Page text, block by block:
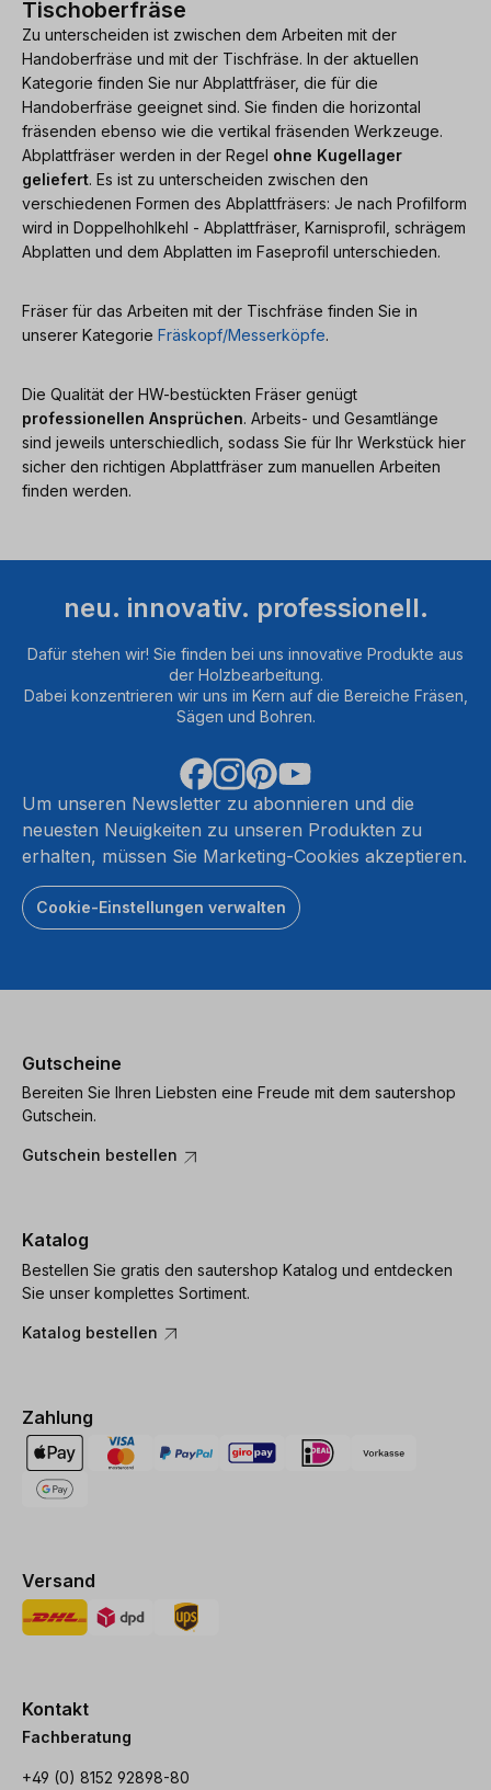
Tischoberfräse
Zu unterscheiden ist zwischen dem Arbeiten mit der
Handoberfräse und mit der Tischfräse. In der aktuellen
Kategorie finden Sie nur Abplattfräser, die für die
Handoberfräse geeignet sind. Sie finden die horizontal
fräsenden ebenso wie die vertikal fräsenden Werkzeuge.
Abplattfräser werden in der Regel ohne Kugellager
geliefert. Es ist zu unterscheiden zwischen den
verschiedenen Formen des Abplattfräsers: Je nach Profilform
wird in Doppelhohlkehl - Abplattfräser, Karnisprofil, schrägem
Abplatten und dem Abplatten im Faseprofil unterschieden.
Fräser für das Arbeiten mit der Tischfräse finden Sie in
unserer Kategorie Fräskopf/Messerköpfe.
Die Qualität der HW-bestückten Fräser genügt
professionellen Ansprüchen. Arbeits- und Gesamtlänge
sind jeweils unterschiedlich, sodass Sie für Ihr Werkstück hier
sicher den richtigen Abplattfräser zum manuellen Arbeiten
finden werden.
neu. innovativ. professionell.
Dafür stehen wir! Sie finden bei uns innovative Produkte aus
der Holzbearbeitung.
Dabei konzentrieren wir uns im Kern auf die Bereiche Fräsen,
Sägen und Bohren.
Um unseren Newsletter zu abonnieren und die
neuesten Neuigkeiten zu unseren Produkten zu
erhalten, müssen Sie Marketing-Cookies akzeptieren.
Cookie-Einstellungen verwalten
Gutscheine
Bereiten Sie Ihren Liebsten eine Freude mit dem sautershop
Gutschein.
Gutschein bestellen
Katalog
Bestellen Sie gratis den sautershop Katalog und entdecken
Sie unser komplettes Sortiment.
Katalog bestellen
Zahlung
Versand
Kontakt
Fachberatung
+49 (0) 8152 92898-80